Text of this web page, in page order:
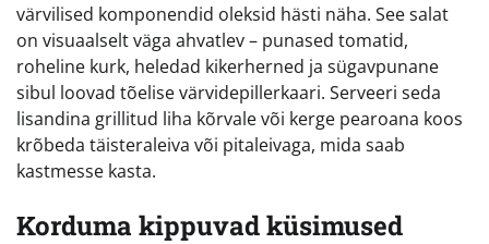
värvilised komponendid oleksid hästi näha. See salat
on visuaalselt väga ahvatlev – punased tomatid,
roheline kurk, heledad kikerherned ja sügavpunane
sibul loovad tõelise värvidepillerkaari. Serveeri seda
lisandina grillitud liha kõrvale või kerge pearoana koos
krõbeda täisteraleiva või pitaleivaga, mida saab
kastmesse kasta.
Korduma kippuvad küsimused